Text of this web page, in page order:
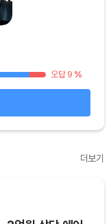
오답 9 %
더보기